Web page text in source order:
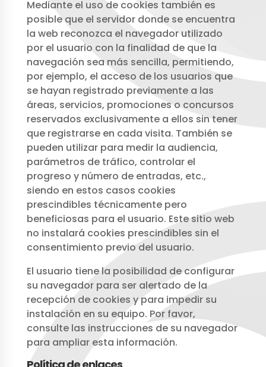
Mediante el uso de cookies también es
posible que el servidor donde se encuentra
la web reconozca el navegador utilizado
por el usuario con la finalidad de que la
navegación sea más sencilla, permitiendo,
por ejemplo, el acceso de los usuarios que
se hayan registrado previamente a las
áreas, servicios, promociones o concursos
reservados exclusivamente a ellos sin tener
que registrarse en cada visita. También se
pueden utilizar para medir la audiencia,
parámetros de tráfico, controlar el
progreso y número de entradas, etc.,
siendo en estos casos cookies
prescindibles técnicamente pero
beneficiosas para el usuario. Este sitio web
no instalará cookies prescindibles sin el
consentimiento previo del usuario.
El usuario tiene la posibilidad de configurar
su navegador para ser alertado de la
recepción de cookies y para impedir su
instalación en su equipo. Por favor,
consulte las instrucciones de su navegador
para ampliar esta información.